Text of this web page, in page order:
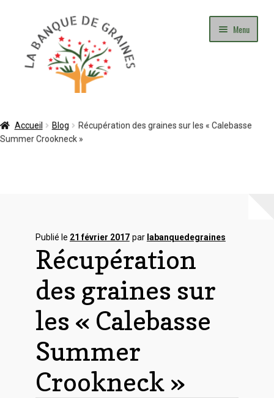
navigation
contenu
Menu
Panier
Contact
Accueil Blog
Récupération des graines sur les « Calebasse
Summer Crookneck »
Publié le 21 février 2017 par labanquedegraines
Récupération
des graines sur
les « Calebasse
Summer
Crookneck »